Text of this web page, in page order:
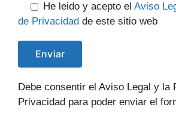
He leido y acepto el Aviso
de Privacidad de este sitio web
Debe consentir el Aviso Legal y la
Privacidad para poder enviar el